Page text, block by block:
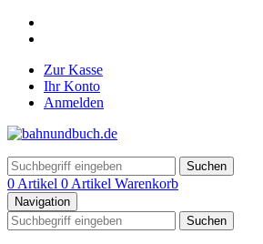
Zur Kasse
Ihr Konto
Anmelden
Suchen
0 Artikel 0 Artikel Warenkorb
Navigation
Suchen